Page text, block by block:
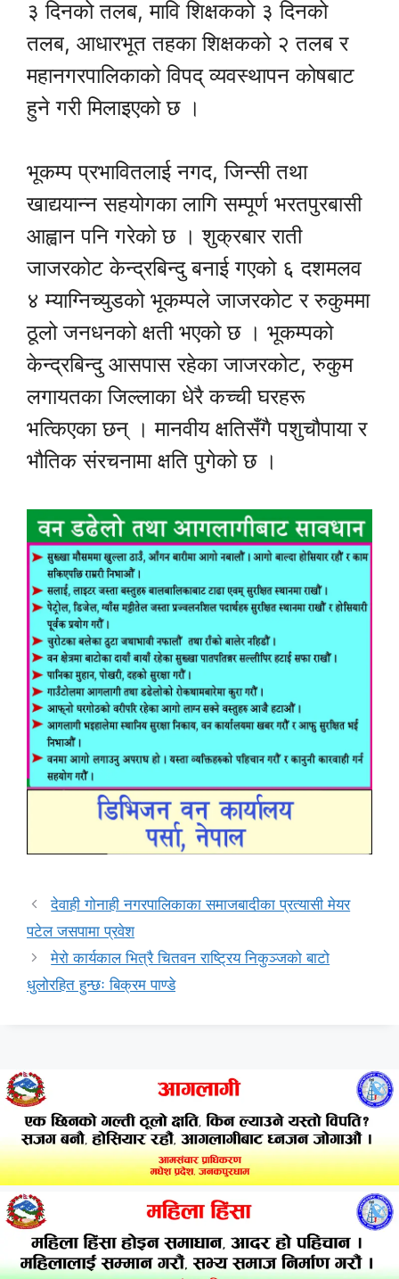
३ दिनको तलब, मावि शिक्षकको ३ दिनको
तलब, आधारभूत तहका शिक्षकको २ तलब र
महानगरपालिकाको विपद् व्यवस्थापन कोषबाट
हुने गरी मिलाइएको छ ।
भूकम्प प्रभावितलाई नगद, जिन्सी तथा
खाद्ययान्न सहयोगका लागि सम्पूर्ण भरतपुरबासी
आह्वान पनि गरेको छ । शुक्रबार राती
जाजरकोट केन्द्रबिन्दु बनाई गएको ६ दशमलव
४ म्याग्निच्युडको भूकम्पले जाजरकोट र रुकुममा
ठूलो जनधनको क्षती भएको छ । भूकम्पको
केन्द्रबिन्दु आसपास रहेका जाजरकोट, रुकुम
लगायतका जिल्लाका धेरै कच्ची घरहरू
भत्किएका छन् । मानवीय क्षतिसँगै पशुचौपाया र
भौतिक संरचनामा क्षति पुगेको छ ।
देवाही गोनाही नगरपालिकाका समाजबादीका प्रत्यासी मेयर
पटेल जसपामा प्रवेश
मेरो कार्यकाल भित्रै चितवन राष्ट्रिय निकुञ्जको बाटो
धुलोरहित हुन्छः बिक्रम पाण्डे